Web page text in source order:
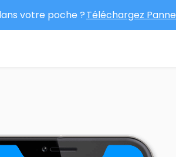
votre poche ?Téléchargez